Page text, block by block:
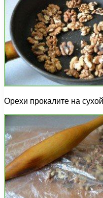
Орехи прокалите на